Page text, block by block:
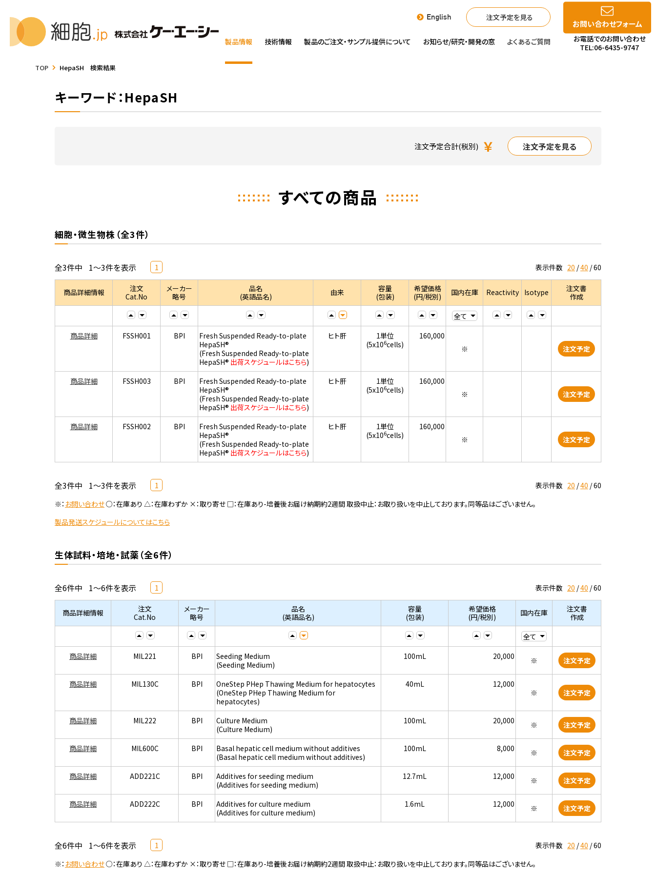
English 注文予定を見る
製品情報 技術情報 製品のご注文・サンプル提供について お知らせ/研究・開発の窓 よくあるご質問
お問い合わせフォーム
お電話でのお問い合わせ
TEL:06-6435-9747
TOP HepaSH 検索結果
キーワード：HepaSH
注文予定合計(税別) ￥ 注文予定を見る
すべての商品
細胞・微生物株（全3件）
全3件中 1～3件を表示 1 表示件数 20 40 60
商品詳細情報
注文
Cat.No
メーカー
略号
品名
(英語品名)
由来
容量
(包装)
希望価格
(円/税別)
国内在庫 Reactivity Isotype
注文書
作成
商品詳細 FSSH001 BPI
Fresh Suspended Ready-to-plate
HepaSH®
(Fresh Suspended Ready-to-plate
HepaSH® 出荷スケジュールはこちら)
ヒト肝
1単位
(5x106cells)
160,000
※
注文予定
商品詳細 FSSH003 BPI
Fresh Suspended Ready-to-plate
HepaSH®
(Fresh Suspended Ready-to-plate
HepaSH® 出荷スケジュールはこちら)
ヒト肝
1単位
(5x106cells)
160,000
※
注文予定
商品詳細 FSSH002 BPI
Fresh Suspended Ready-to-plate
HepaSH®
(Fresh Suspended Ready-to-plate
HepaSH® 出荷スケジュールはこちら)
ヒト肝
1単位
(5x106cells)
160,000
※
注文予定
全3件中 1～3件を表示 1 表示件数 20 40 60
※： お問い合わせ○：在庫あり △：在庫わずか ×：取り寄せ □：在庫あり-培養後お届け納期約2週間 取扱中止：お取り扱いを中止しております。同等品はございません。
製品発送スケジュールについてはこちら
生体試料・培地・試薬（全6件）
全6件中 1～6件を表示 1 表示件数 20 40 60
商品詳細情報
注文
Cat.No
メーカー
略号
品名
(英語品名)
容量
(包装)
希望価格
(円/税別)
国内在庫
注文書
作成
商品詳細 MIL221 BPI
Seeding Medium
(Seeding Medium)
100mL 20,000 ※ 注文予定
商品詳細 MIL130C BPI
OneStep PHep Thawing Medium for hepatocytes
(OneStep PHep Thawing Medium for
hepatocytes)
40mL
12,000
※
注文予定
商品詳細 MIL222 BPI
Culture Medium
(Culture Medium)
100mL 20,000 ※ 注文予定
商品詳細 MIL600C BPI
Basal hepatic cell medium without additives
(Basal hepatic cell medium without additives)
100mL 8,000 ※ 注文予定
商品詳細 ADD221C BPI
Additives for seeding medium
(Additives for seeding medium)
12.7mL 12,000 ※ 注文予定
商品詳細 ADD222C BPI
Additives for culture medium
(Additives for culture medium)
1.6mL 12,000 ※ 注文予定
全6件中 1～6件を表示 1 表示件数 20 40 60
※： お問い合わせ○：在庫あり △：在庫わずか ×：取り寄せ □：在庫あり-培養後お届け納期約2週間 取扱中止：お取り扱いを中止しております。同等品はございません。